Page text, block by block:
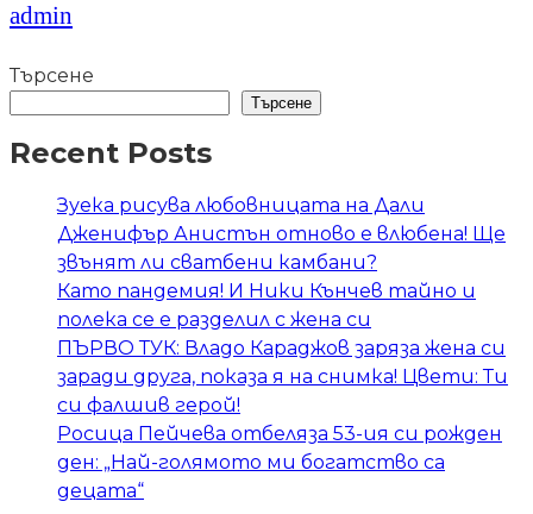
admin
Търсене
Търсене
Recent Posts
Зуека рисува любовницата на Дали
Дженифър Анистън отново е влюбена! Ще
звънят ли сватбени камбани?
Като пандемия! И Ники Кънчев тайно и
полека се е разделил с жена си
ПЪРВО ТУК: Владо Караджов заряза жена си
заради друга, показа я на снимка! Цвети: Ти
си фалшив герой!
Росица Пейчева отбеляза 53-ия си рожден
ден: „Най-голямото ми богатство са
децата“